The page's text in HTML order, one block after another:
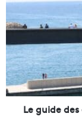
e
g
u
i
d
e
d
e
Le guide